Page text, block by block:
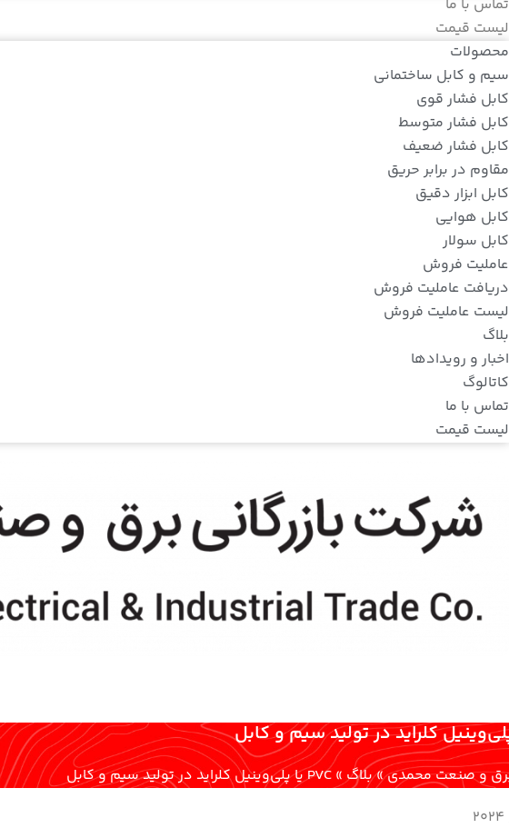
تماس با ما
لیست قیمت
محصولات
سیم و کابل ساختمانی
کابل فشار قوی
کابل فشار متوسط
کابل فشار ضعیف
مقاوم در برابر حریق
کابل ابزار دقیق
کابل هوایی
کابل سولار
عاملیت فروش
دریافت عاملیت فروش
لیست عاملیت فروش
بلاگ
اخبار و رویدادها
کاتالوگ
تماس با ما
لیست قیمت
برق و صنعت محمدی»بلاگ »PVC یا پلی‌وینیل کلراید در تولید سیم و کابل